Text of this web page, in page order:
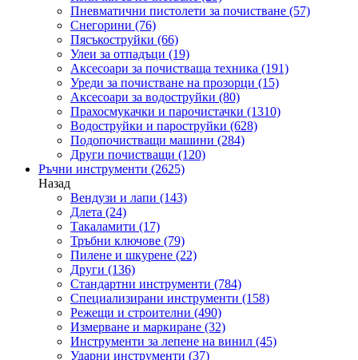
Пневматични пистолети за почистване (57)
Снегорини (76)
Пясъкоструйки (66)
Улеи за отпадъци (19)
Аксесоари за почистваща техника (191)
Уреди за почистване на прозорци (15)
Аксесоари за водоструйки (80)
Прахосмукачки и парочистачки (1310)
Водоструйки и пароструйки (628)
Подопочистващи машини (284)
Други почистващи (120)
Ръчни инструменти (2625)
Назад
Вендузи и лапи (143)
Длета (24)
Такаламити (17)
Тръбни ключове (79)
Пилене и шкурене (22)
Други (136)
Стандартни инструменти (784)
Специализирани инструменти (158)
Режещи и строителни (490)
Измерване и маркиране (32)
Инструменти за лепене на винил (45)
Ударни инструменти (37)